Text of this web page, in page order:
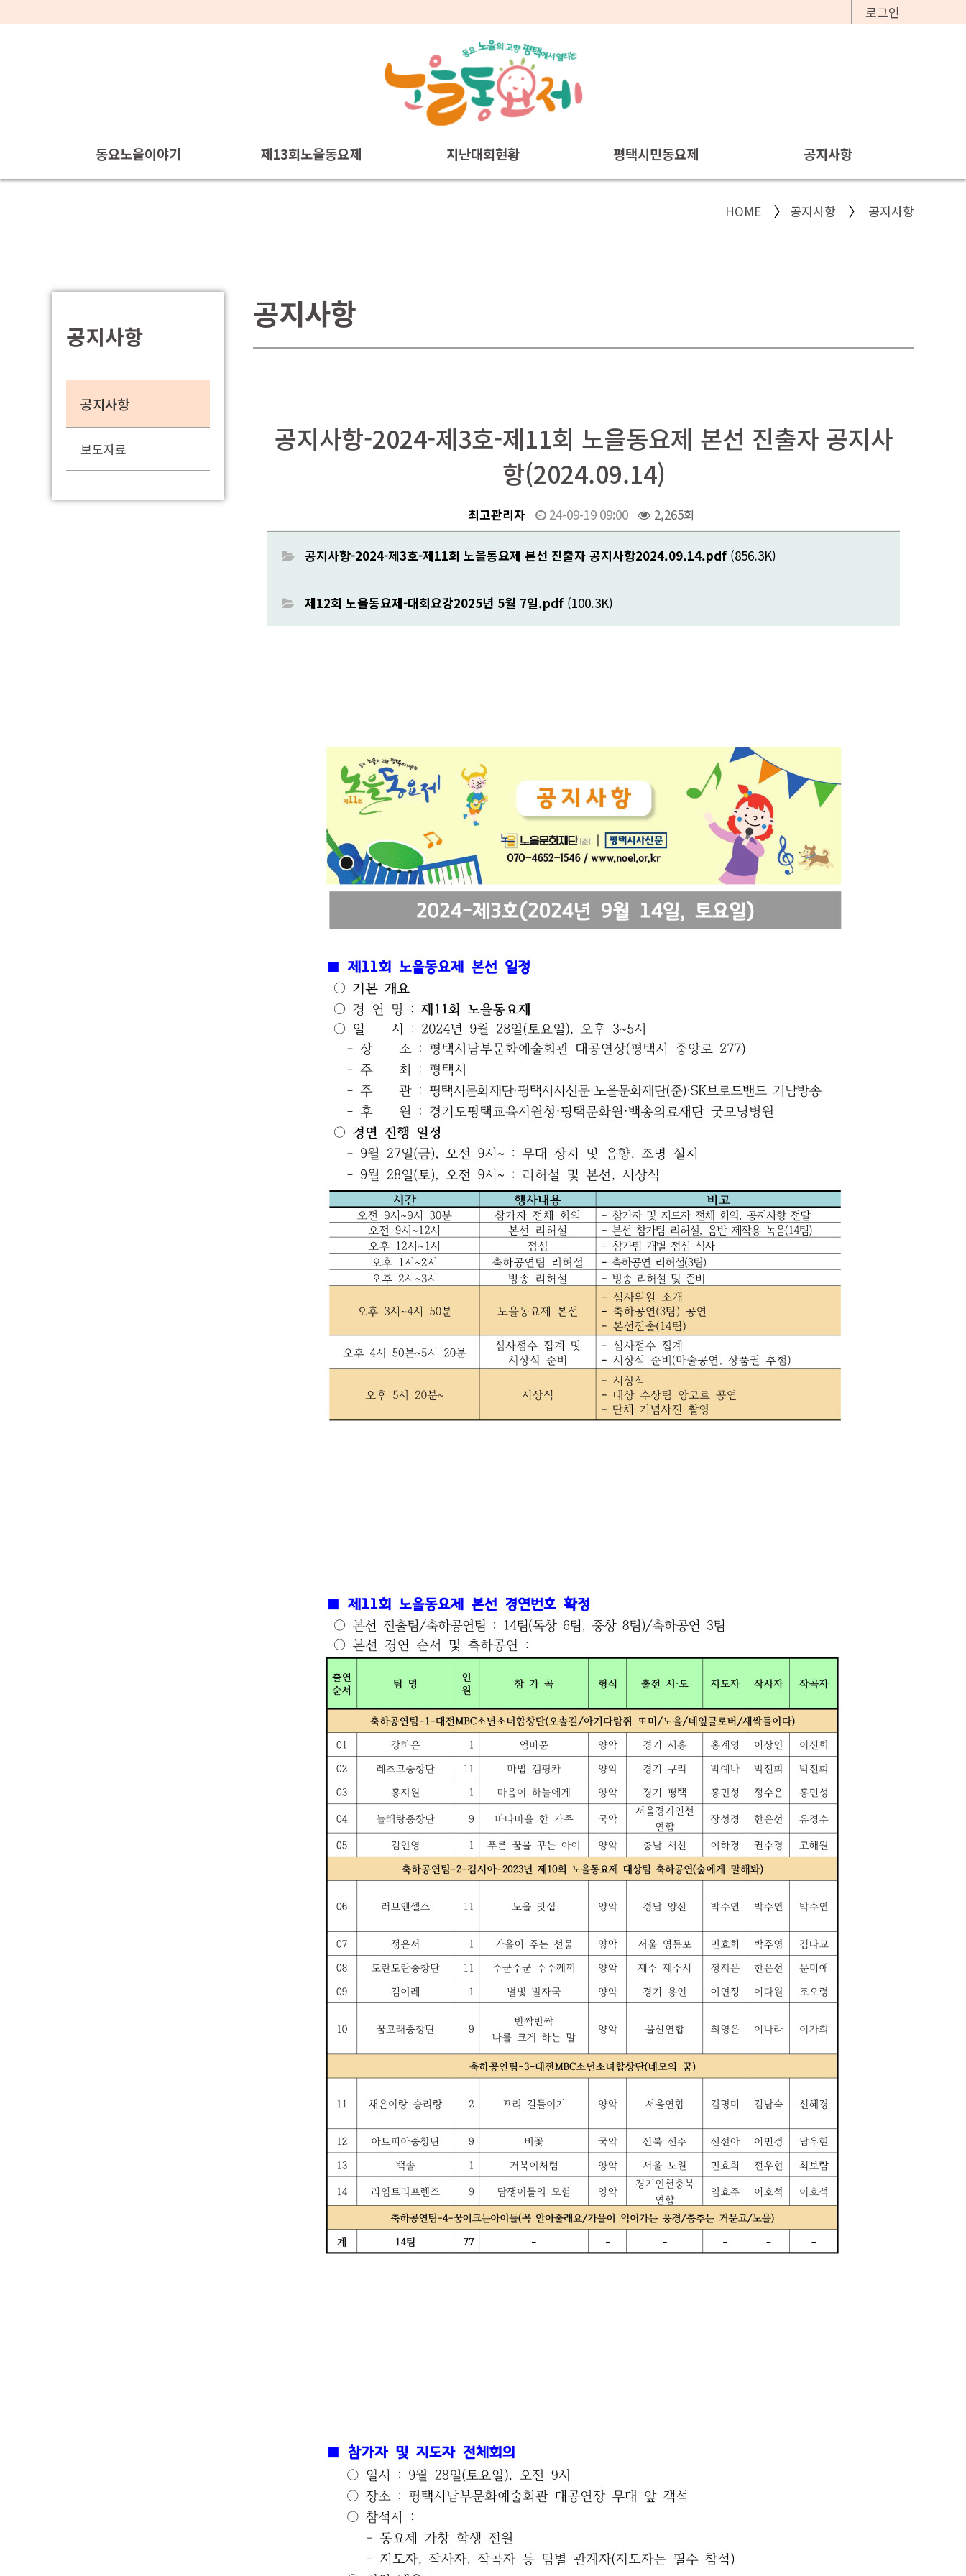
로그인
동요노을이야기 제13회노을동요제
참가신청서
지난대회현황 평택시민동요제 공지사항
HOME 공지사항 공지사항
공지사항
공지사항
보도자료
공지사항
공지사항-2024-제3호-제11회 노을동요제 본선 진출자 공지사
항(2024.09.14)
최고관리자 24-09-19 09:00 2,265회
공지사항-2024-제3호-제11회 노을동요제 본선 진출자 공지사항2024.09.14.pdf(856.3K)
제12회 노을동요제-대회요강2025년 5월 7일.pdf(100.3K)